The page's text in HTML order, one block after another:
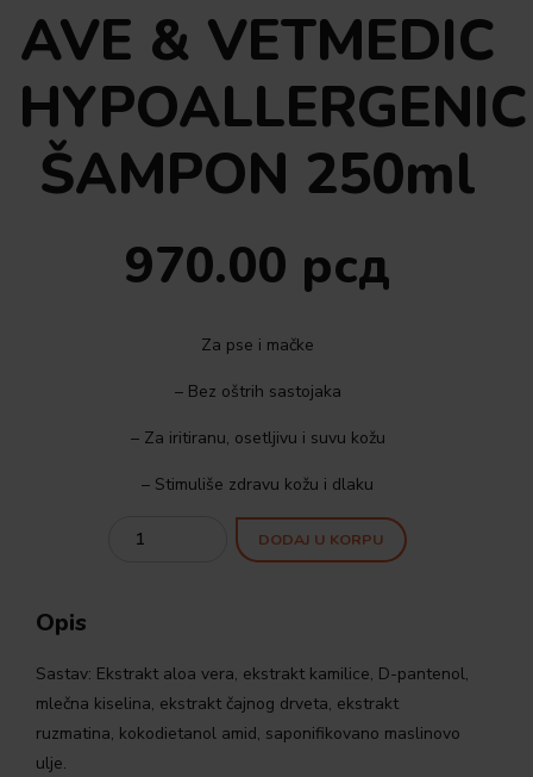
AVE & VETMEDIC
HYPOALLERGENIC
ŠAMPON 250ml
970.00 рсд
Za pse i mačke
– Bez oštrih sastojaka
– Za iritiranu, osetljivu i suvu kožu
– Stimuliše zdravu kožu i dlaku
Quantity
DODAJ U KORPU
Opis
Sastav: Ekstrakt aloa vera, ekstrakt kamilice, D-pantenol,
mlečna kiselina, ekstrakt čajnog drveta, ekstrakt
ruzmatina, kokodietanol amid, saponifikovano maslinovo
ulje.